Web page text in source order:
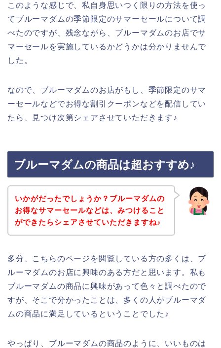
このような感じで、私自身思いつく限りの方法を使っ
てブルーマダムの季節限定のサマーセールについて調
べたのですが、残念ながら、ブルーマダムのお店でサ
マーセールを実施しているかどうかは分かりませんで
した。
なので、ブルーマダムのお店がもし、季節限定のサマ
ーセールなどでお得な割引クーポンなどを配信してい
たら、見つけ次第シェアさせていただきます♪
ブルーマダムの商品は超おすすめ♪
いかがだったでしょうか？ブルーマダムの
お得なサマーセールなどは、みつけること
ができたらシェアさせていただきますね♪
多分、こちらのページを閲覧している方の多くは、ブ
ルーマダムのお店に興味のある方だと思います。私も
ブルーマダムの商品に興味があって色々と調べたので
すが、そこで分かったことは、多くの人がブルーマダ
ムの商品に満足しているということでした♪
やっぱり、ブルーマダムの商品のように、いいものは